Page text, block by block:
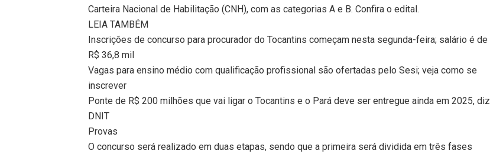
Carteira Nacional de Habilitação (CNH), com as categorias A e B. Confira o edital.
LEIA TAMBÉM
Inscrições de concurso para procurador do Tocantins começam nesta segunda-feira; salário é de
R$ 36,8 mil
Vagas para ensino médio com qualificação profissional são ofertadas pelo Sesi; veja como se
inscrever
Ponte de R$ 200 milhões que vai ligar o Tocantins e o Pará deve ser entregue ainda em 2025, diz
DNIT
Provas
O concurso será realizado em duas etapas, sendo que a primeira será dividida em três fases